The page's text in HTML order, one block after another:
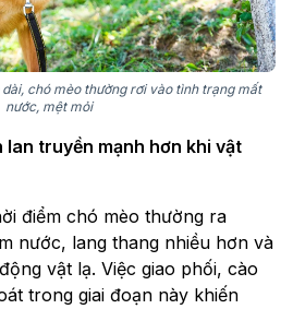
chó mèo thường rơi vào tình trạng mất
nước, mệt mỏi
lan truyền mạnh hơn khi vật
điểm chó mèo thường ra
nước, lang thang nhiều hơn và
vật lạ. Việc giao phối, cào
trong giai đoạn này khiến